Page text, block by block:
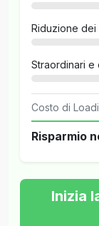
Riduzione
Straordinari e
Costo di
Risparmio
Inizia